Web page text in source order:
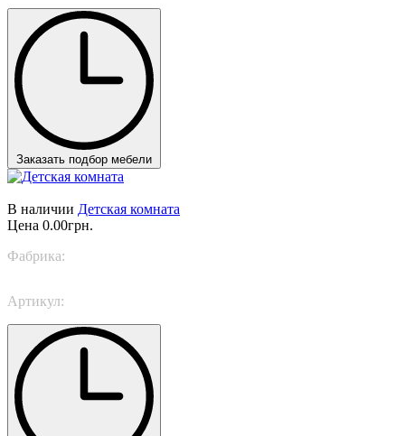
Заказать подбор мебели
В наличии Детская комната
Цена 0.00грн.
Фабрика:
Артикул: